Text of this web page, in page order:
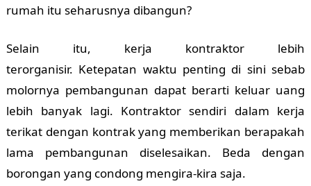
rumah itu seharusnya dibangun?
Selain itu, kerja kontraktor lebih
terorganisir. Ketepatan waktu penting di sini sebab
molornya pembangunan dapat berarti keluar uang
lebih banyak lagi. Kontraktor sendiri dalam kerja
terikat dengan kontrak yang memberikan berapakah
lama pembangunan diselesaikan. Beda dengan
borongan yang condong mengira-kira saja.